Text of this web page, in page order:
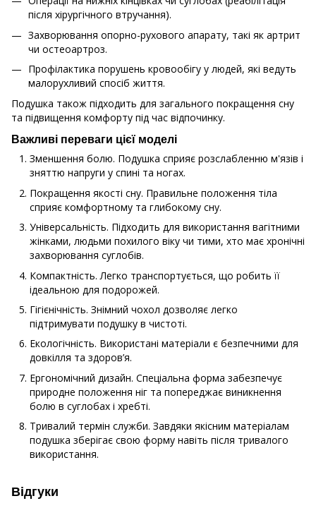
після хірургічного втручання).
Захворювання опорно-рухового апарату, такі як артрит
чи остеоартроз.
Профілактика порушень кровообігу у людей, які ведуть
малорухливий спосіб життя.
Подушка також підходить для загального покращення сну
та підвищення комфорту під час відпочинку.
Важливі переваги цієї моделі
Зменшення болю. Подушка сприяє розслабленню м'язів і
зняттю напруги у спині та ногах.
Покращення якості сну. Правильне положення тіла
сприяє комфортному та глибокому сну.
Універсальність. Підходить для використання вагітними
жінками, людьми похилого віку чи тими, хто має хронічні
захворювання суглобів.
Компактність. Легко транспортується, що робить її
ідеальною для подорожей.
Гігієнічність. Знімний чохол дозволяє легко
підтримувати подушку в чистоті.
Екологічність. Використані матеріали є безпечними для
довкілля та здоров’я.
Ергономічний дизайн. Спеціальна форма забезпечує
природне положення ніг та попереджає виникнення
болю в суглобах і хребті.
Тривалий термін служби. Завдяки якісним матеріалам
подушка зберігає свою форму навіть після тривалого
використання.
Відгуки